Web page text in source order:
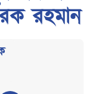
রহমান